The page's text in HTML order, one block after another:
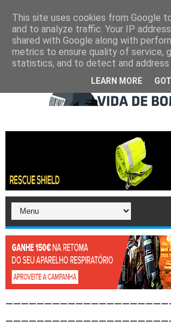
This site uses cookies from Google
and to analyze traffic. Your IP
shared with Google along with
metrics to ensure quality of service,
statistics, and to detect and address
LEARN MORE